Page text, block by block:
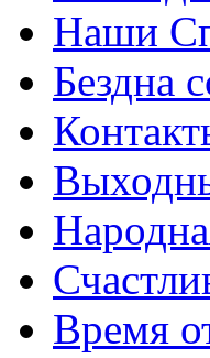
Наши
Бездна
Время